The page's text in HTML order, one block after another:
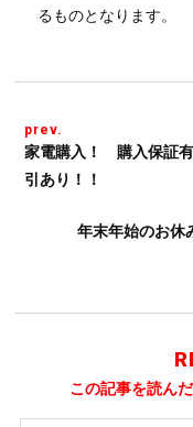
るものとなります。
prev.
家電購入！ 購入保証
引あり！！
年末年始のお
この記事を読ん